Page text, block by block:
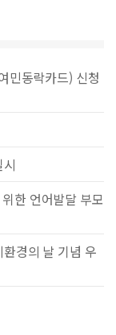
민동락카드) 신청
한 언어발달 부모
경의 날 기념 우